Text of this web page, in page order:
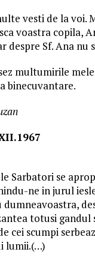
vesti de la voi.
voastra copila,
despre Sf. Ana
multumirile
binecuvantare.
Sarbatori se
ne in jurul
totusi gandul
cei scumpi
lumii.(…)